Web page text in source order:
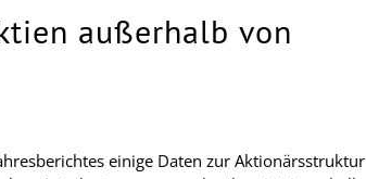
außerhalb von
einige Daten zur Aktionärsstruktur